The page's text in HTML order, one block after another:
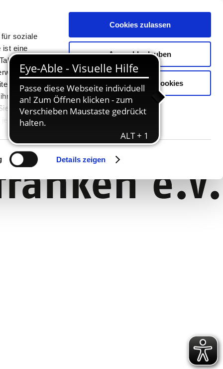
soziale
ist eine
oder
Unsere
können
jederzeit
Details zeigen
Cookies zulassen
Auswahl erlauben
Nur notwendige Cookies